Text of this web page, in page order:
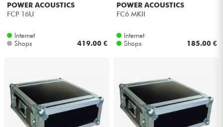
POWER ACOUSTICS
FCP 16U
Internet
Shops
419.00 €
POWER ACOUSTICS
FC6 MKII
Internet
Shops
185.00 €